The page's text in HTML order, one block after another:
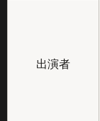
出演者